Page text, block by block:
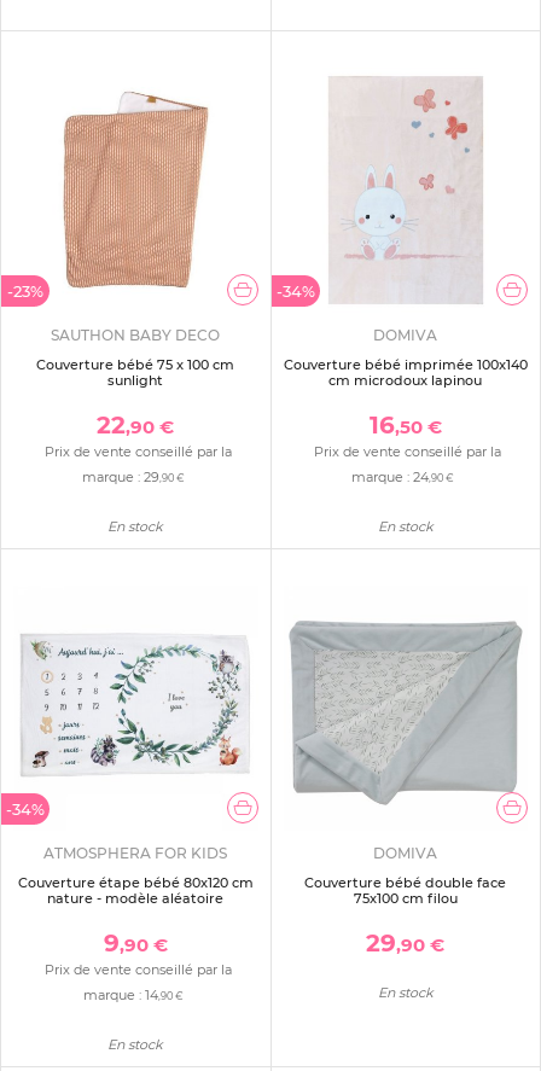
-23%
SAUTHON BABY DECO
Couverture bébé 75 x 100 cm
sunlight
22,90 €
Prix de vente conseillé par la
marque : 29,90 €
En stock
-34%
DOMIVA
Couverture bébé imprimée 100x140
cm microdoux lapinou
16,50 €
Prix de vente conseillé par la
marque :24,90 €
En stock
-34%
ATMOSPHERA FOR KIDS
Couverture étape bébé 80x120 cm
nature - modèle aléatoire
9,90 €
Prix de vente conseillé par la
marque : 14,90 €
En stock
DOMIVA
Couverture bébé double face
75x100 cm filou
29,90 €
En stock